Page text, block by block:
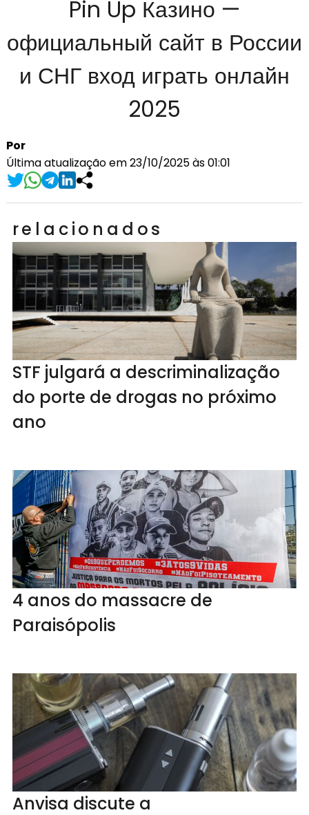
Pin Up Казино —
официальный сайт в России
и СНГ вход играть онлайн
2025
Por
Última atualização em 23/10/2025 às 01:01
relacionados
STF julgará a descriminalização
do porte de drogas no próximo
ano
4 anos do massacre de
Paraisópolis
Anvisa discute a